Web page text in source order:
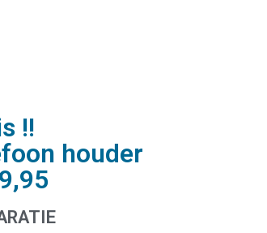
!!
houder